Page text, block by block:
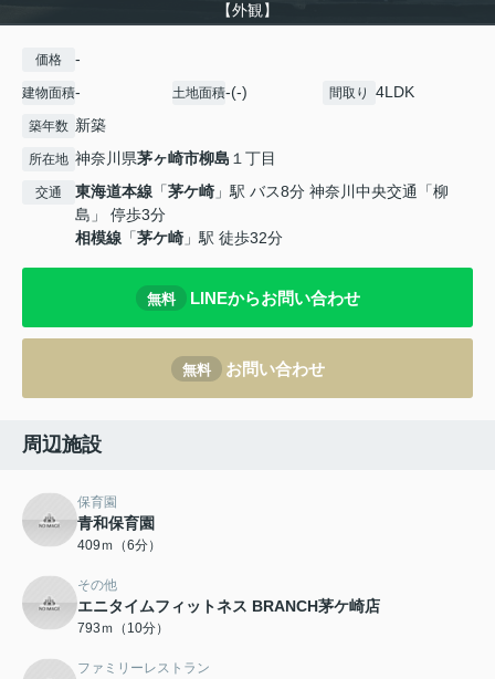
【外観】
価格 -
建物面積- 土地面積-(-) 間取り 4LDK
築年数 新築
所在地 神奈川県茅ヶ崎市柳島 １丁目
交通 東海道本線 「茅ケ崎 」駅 バス8分 神奈川中央交通「柳
島」 停歩3分
相模線 「茅ケ崎 」駅 徒歩32分
無料 LINEからお問い合わせ
無料 お問い合わせ
周辺施設
保育園
青和保育園
409ｍ（6分）
その他
エニタイムフィットネス BRANCH茅ケ崎店
793ｍ（10分）
ファミリーレストラン